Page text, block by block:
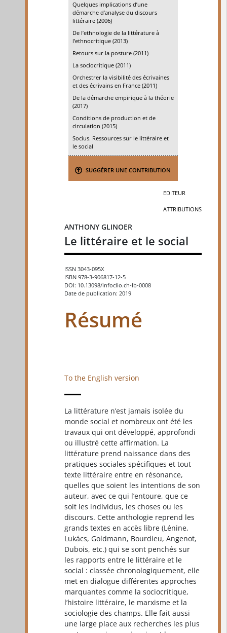
Quelques implications d’une
démarche d’analyse du discours
littéraire (2006)
De l’ethnologie de la littérature à
l’ethnocritique (2013)
Retours sur la posture (2011)
La sociocritique (2011)
Orchestrer la visibilité des écrivaines
et des écrivains en France (2011)
De la démarche empirique à la théorie
(2017)
Conditions de production et de
circulation (2015)
Socius. Ressources sur le littéraire et
le social
SUGGÉRER UNE CONTRIBUTION
EDITEUR
ATTRIBUTIONS
ANTHONY GLINOER
Le littéraire et le social
ISSN 3043-095X
ISBN 978-3-906817-12-5
DOI: 10.13098/infoclio.ch-lb-0008
Date de publication: 2019
Résumé
To the English version
La littérature n’est jamais isolée du
monde social et nombreux ont été les
travaux qui ont développé, approfondi
ou illustré cette affirmation. La
littérature prend naissance dans des
pratiques sociales spécifiques et tout
texte littéraire entre en résonance,
quelles que soient les intentions de son
auteur, avec ce qui l’entoure, que ce
soit les individus, les choses ou les
discours. Cette anthologie reprend les
grands textes en accès libre (Lénine,
Lukács, Goldmann, Bourdieu, Angenot,
Dubois, etc.) qui se sont penchés sur
les rapports entre le littéraire et le
social : classée chronologiquement, elle
met en dialogue différentes approches
marquantes comme la sociocritique,
l’histoire littéraire, le marxisme et la
sociologie des champs. Elle fait aussi
une large place aux recherches les plus